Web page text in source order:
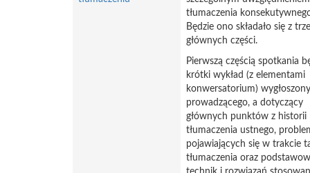
tłumaczenia
Będzie ono składało się z
głównych części.
Pierwszą częścią spotkania
krótki wykład (z elementami
konwersatorium)
prowadzącego, a dotyczący
głównych punktów z historii
tłumaczenia ustnego,
pojawiających się w trakcie
tłumaczenia oraz